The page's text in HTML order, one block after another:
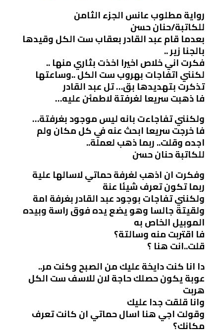
رواية مطلوب عانس الجزء الثامن
للكاتبة/حنان حسن
بعدما قام عبد القادر بعقاب ست الكل وقيدها
بالجنا زير ..
فكرت اني خلاص اخيرا اخذت بثاري منها ..
لكنني اتفاجات بهروب ست الكل ..وساعتها
تذكرت بتهديدها بق… تل عبد القادر
فا ذهبت سريعا لغرفتة لاطمئن عليه…
ولكنني تفاجاءت بانه ليس موجود بغرفتة…
فا خرجت سريعا ابحث عنه في كل مكان ولم
اجده وقلت.. ربما ذهب لعملة..
للكاتبة حنان حسن
وفكرت ان اذهب لغرفة حماتي لاسالها علية
ربما تكون تعرف شيئا عنة
ولكنني تفاجات بوجود عبد القادر بغرفة امة
ولقيتة جالسا وهو يضع يده فوق راسة وبيده
الموبيل الخاص به
فا اقتربت منه وسالتة؟
قلت..انت هنا ؟
دا انا كنت دايخة عليك من الصبح وكنت مر..
عوبة يكون حصلك حاجة لان للاسف ست الكل
هربت
وانا قلقت جدا عليك
وقولت اجي هنا اسال حماتي ان كانت تعرف
مكانك؟